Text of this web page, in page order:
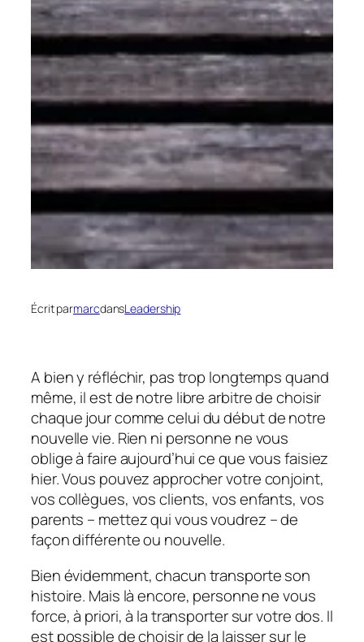
Écrit parmarcdansLeadership
A bien y réfléchir, pas trop longtemps quand
même, il est de notre libre arbitre de choisir
chaque jour comme celui du début de notre
nouvelle vie. Rien ni personne ne vous
oblige à faire aujourd’hui ce que vous faisiez
hier. Vous pouvez approcher votre conjoint,
vos collègues, vos clients, vos enfants, vos
parents – mettez qui vous voudrez – de
façon différente ou nouvelle.
Bien évidemment, chacun transporte son
histoire. Mais là encore, personne ne vous
force, à priori, à la transporter sur votre dos. Il
est possible de choisir de la laisser sur le